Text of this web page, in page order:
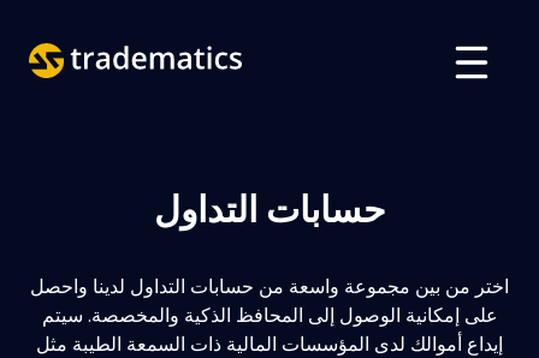
تعليم
حسابات التداول
اختر من بين مجموعة واسعة من حسابات التداول لدينا واحصل
على إمكانية الوصول إلى المحافظ الذكية والمخصصة. سيتم
إيداع أموالك لدى المؤسسات المالية ذات السمعة الطيبة مثل